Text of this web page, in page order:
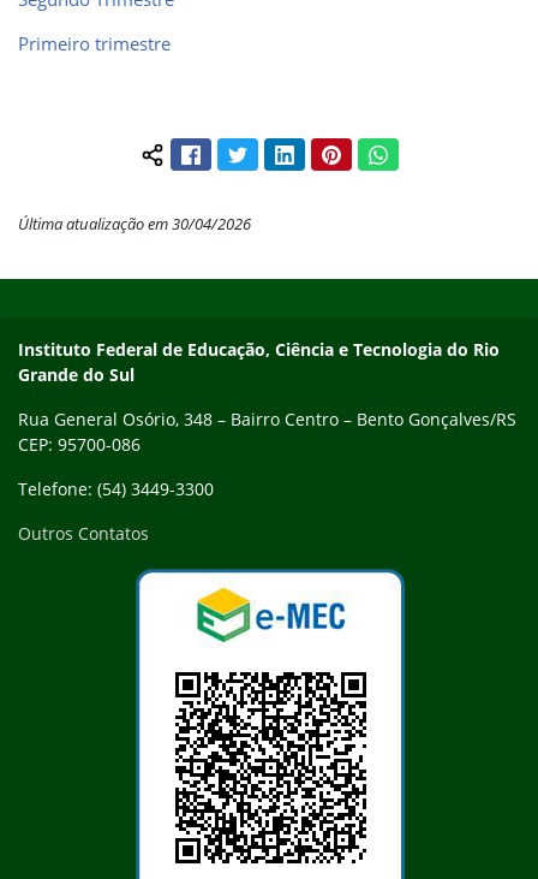
Primeiro trimestre
Compartilhar conteúdo:
FacebookTwitterLinkedInPinterestWhatsApp
Última atualização em 30/04/2026
Contato
Instituto Federal de Educação, Ciência e Tecnologia do Rio
Grande do Sul
Rua General Osório, 348 – Bairro Centro – Bento Gonçalves/RS
CEP: 95700-086
Telefone: (54) 3449-3300
Outros Contatos